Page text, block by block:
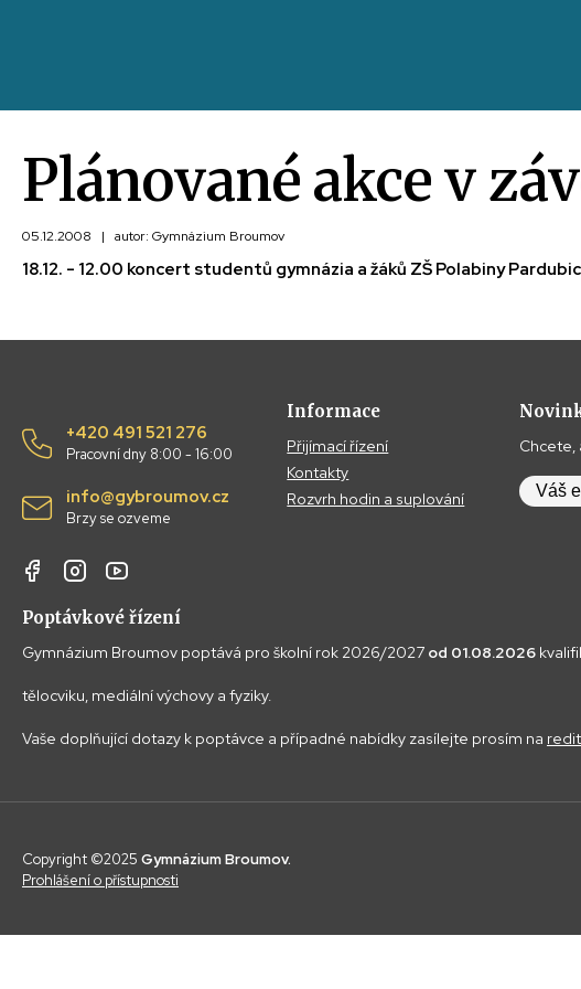
Plánované akce v
05.12.2008 | autor: Gymnázium Broumov
18.12. - 12.00 koncert studentů gymnázia a žáků ZŠ Polabiny
+420 491 521 276
Pracovní dny 8:00 - 16:00
info@gybroumov.cz
Brzy se ozveme
Informace
Přijímací řízení
Kontakty
Rozvrh hodin a suplování
Chcete,
Poptávkové řízení
Gymnázium Broumov poptává pro školní rok 2026/2027 od 01.08.2026
tělocviku, mediální výchovy a fyziky.
Vaše doplňující dotazy k poptávce a případné nabídky zasílejte prosím na
Copyright ©2025 Gymnázium Broumov.
Prohlášení o přístupnosti